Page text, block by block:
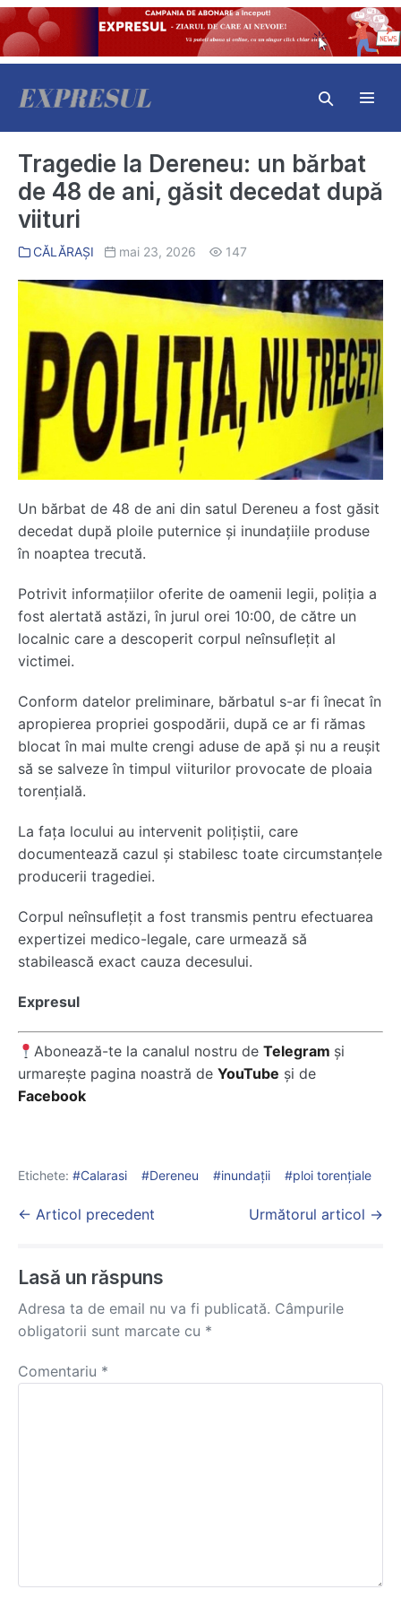
Skip
to
content
Search
Tragedie la Dereneu: un bărbat
de 48 de ani, găsit decedat după
viituri
CĂLĂRAȘI mai 23, 2026 147
Un bărbat de 48 de ani din satul Dereneu a fost găsit
decedat după ploile puternice și inundațiile produse
în noaptea trecută.
Potrivit informațiilor oferite de oamenii legii, poliția a
fost alertată astăzi, în jurul orei 10:00, de către un
localnic care a descoperit corpul neînsuflețit al
victimei.
Conform datelor preliminare, bărbatul s-ar fi înecat în
apropierea propriei gospodării, după ce ar fi rămas
blocat în mai multe crengi aduse de apă și nu a reușit
să se salveze în timpul viiturilor provocate de ploaia
torențială.
La fața locului au intervenit polițiștii, care
documentează cazul și stabilesc toate circumstanțele
producerii tragediei.
Corpul neînsuflețit a fost transmis pentru efectuarea
expertizei medico-legale, care urmează să
stabilească exact cauza decesului.
Expresul
Abonează-te la canalul nostru deTelegram și
urmarește pagina noastră de YouTube și de
Facebook
Etichete: Calarasi Dereneu inundaţii ploi torențiale
Post
← Articol precedent Următorul articol →
Lasă un răspuns
Adresa ta de email nu va fi publicată. Câmpurile
obligatorii sunt marcate cu *
Comentariu *